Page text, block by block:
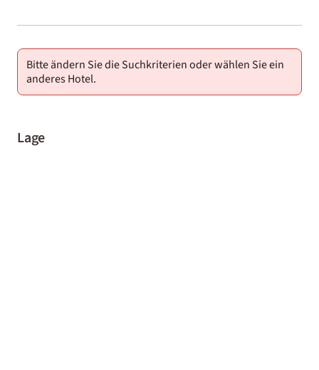
01-02
Bitte ändern Sie die Suchkriterien oder wählen Sie ein
anderes Hotel.
Lage